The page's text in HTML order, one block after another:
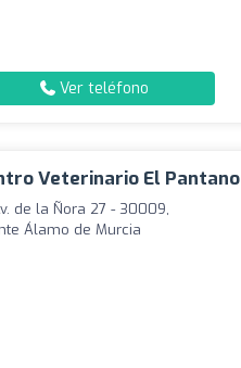
Ver teléfono
Veterinario El Pantano
de la Ñora 27 - 30009,
Álamo de Murcia